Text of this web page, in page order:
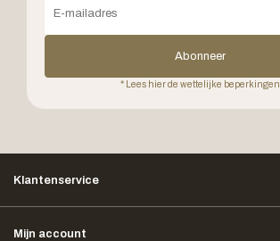
Abonneer
* Lees hier de wettelijke beperkingen
Klantenservice
Mijn account